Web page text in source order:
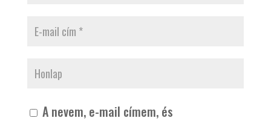
A nevem, e-mail címem, és